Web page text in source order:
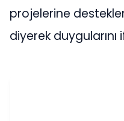
projelerine
diyerek